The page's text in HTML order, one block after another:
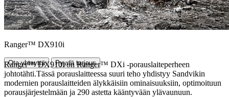
Ranger™ DX910i
Ota yhteyttä Pyydä tarjous
Ranger™ DX910i on Ranger™ DXi -porauslaiteperheen
johtotähti.Tässä porauslaitteessa suuri teho yhdistyy Sandvikin
modernien porauslaitteiden älykkäisiin ominaisuuksiin, optimoituun
porausjärjestelmään ja 290 astetta kääntyvään ylävaunuun.